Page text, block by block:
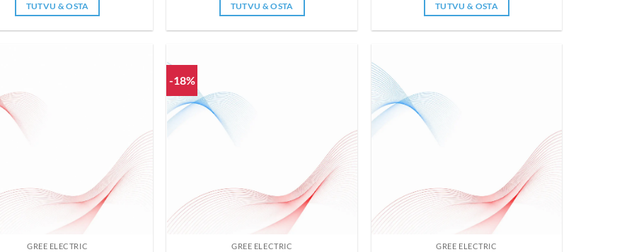
TUTVU & OSTA TUTVU & OSTA TUTVU & OSTA
GREE ELECTRIC
-18%
GREE ELECTRIC GREE ELECTRIC